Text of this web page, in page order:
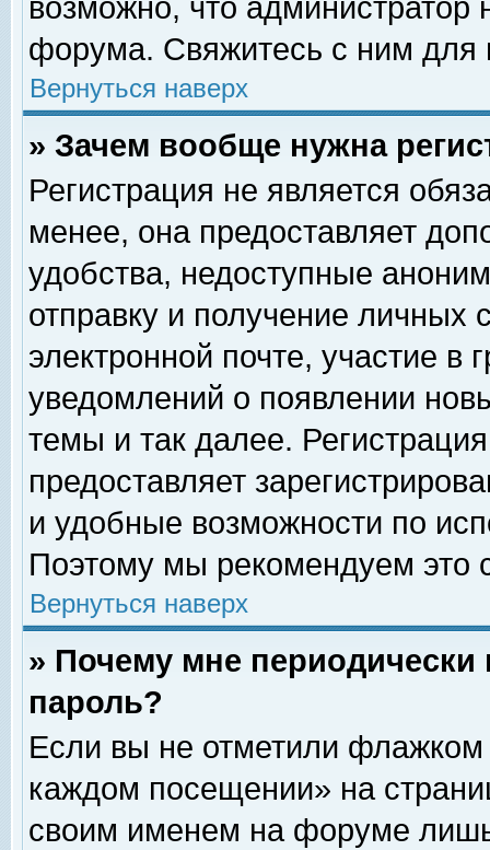
возможно, что
форума. Свяжитесь с ним для
Вернуться наверх
» Зачем вообще нужна
Регистрация не является
менее, она предоставляет
удобства, недоступные
отправку и получение личных
электронной почте, участие в
уведомлений о появлении
темы и так далее.
предоставляет
и удобные возможности по
Поэтому мы рекомендуем это
Вернуться наверх
» Почему мне
пароль?
Если вы не отметили флажком
каждом посещении» на
своим именем на форуме